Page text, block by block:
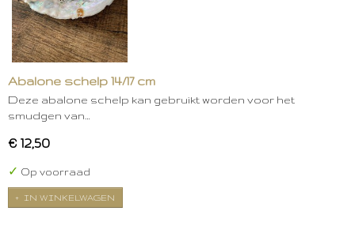
Abalone schelp 14/17 cm
Deze abalone schelp kan gebruikt worden voor het
smudgen van…
€ 12,50
✓ Op voorraad
IN WINKELWAGEN